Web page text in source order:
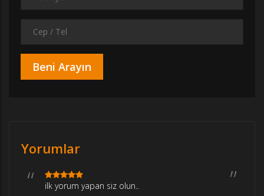
Yorumlar
ilk yorum yapan siz olun..